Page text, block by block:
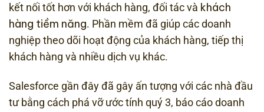
kết nối tốt hơn với khách hàng, đối tác và khách
hàng tiềm năng. Phần mềm đã giúp các doanh
nghiệp theo dõi hoạt động của khách hàng, tiếp thị
khách hàng và nhiều dịch vụ khác.
Salesforce gần đây đã gây ấn tượng với các nhà đầu
tư bằng cách phá vỡ ước tính quý 3, báo cáo doanh